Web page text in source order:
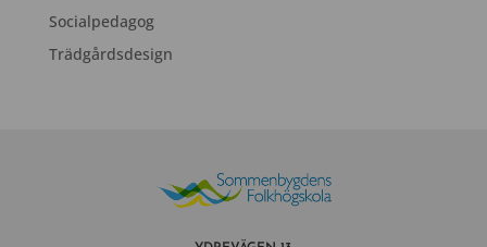
Socialpedagog
Trädgårdsdesign